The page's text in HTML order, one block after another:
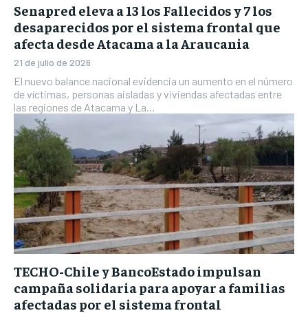
Senapred eleva a 13 los Fallecidos y 7 los
desaparecidos por el sistema frontal que
afecta desde Atacama a la Araucania
21 de julio de 2026
El nuevo balance nacional evidencia un aumento en el número
de víctimas, personas aisladas y viviendas afectadas entre
las regiones de Atacama y La...
TECHO-Chile y BancoEstado impulsan
campaña solidaria para apoyar a familias
afectadas por el sistema frontal